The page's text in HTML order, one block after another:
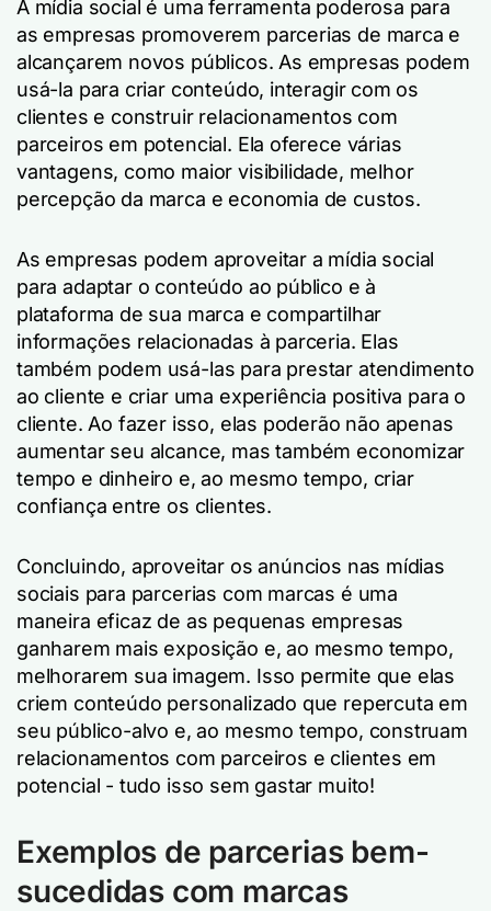
A mídia social é uma ferramenta poderosa para
as empresas promoverem parcerias de marca e
alcançarem novos públicos. As empresas podem
usá-la para criar conteúdo, interagir com os
clientes e construir relacionamentos com
parceiros em potencial. Ela oferece várias
vantagens, como maior visibilidade, melhor
percepção da marca e economia de custos.
As empresas podem aproveitar a mídia social
para adaptar o conteúdo ao público e à
plataforma de sua marca e compartilhar
informações relacionadas à parceria. Elas
também podem usá-las para prestar atendimento
ao cliente e criar uma experiência positiva para o
cliente. Ao fazer isso, elas poderão não apenas
aumentar seu alcance, mas também economizar
tempo e dinheiro e, ao mesmo tempo, criar
confiança entre os clientes.
Concluindo, aproveitar os anúncios nas mídias
sociais para parcerias com marcas é uma
maneira eficaz de as pequenas empresas
ganharem mais exposição e, ao mesmo tempo,
melhorarem sua imagem. Isso permite que elas
criem conteúdo personalizado que repercuta em
seu público-alvo e, ao mesmo tempo, construam
relacionamentos com parceiros e clientes em
potencial - tudo isso sem gastar muito!
Exemplos de parcerias bem-
sucedidas com marcas